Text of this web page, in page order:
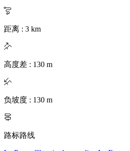
距离 : 3 km
高度差 : 130 m
负坡度 : 130 m
路标路线